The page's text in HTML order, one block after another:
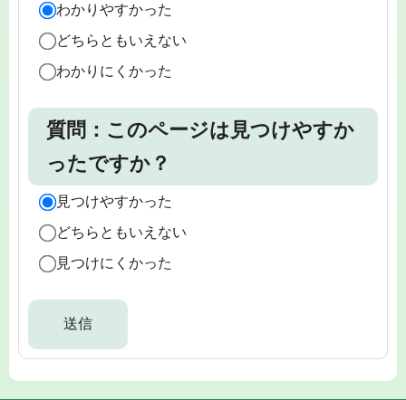
わかりやすかった
どちらともいえない
わかりにくかった
質問：このページは見つけやすか
ったですか？
見つけやすかった
どちらともいえない
見つけにくかった